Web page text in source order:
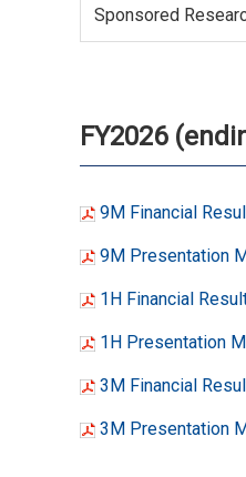
Sponsored
FY2026
9M Financial
9M Presentation
1H Financial
1H Presentation
3M Financial
3M Presentation